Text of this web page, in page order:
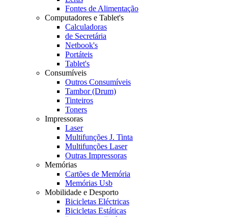
Fontes de Alimentação
Computadores e Tablet's
Calculadoras
de Secretária
Netbook's
Portáteis
Tablet's
Consumíveis
Outros Consumíveis
Tambor (Drum)
Tinteiros
Toners
Impressoras
Laser
Multifunções J. Tinta
Multifunções Laser
Outras Impressoras
Memórias
Cartões de Memória
Memórias Usb
Mobilidade e Desporto
Bicicletas Eléctricas
Bicicletas Estáticas